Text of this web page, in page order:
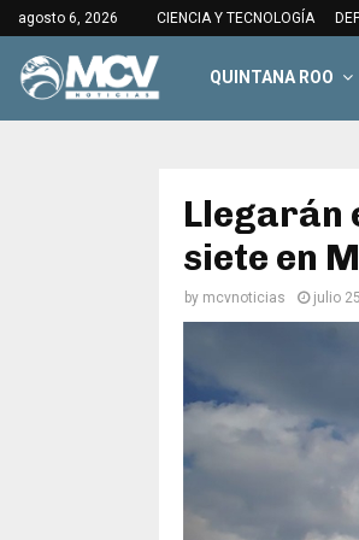
agosto 6, 2026 CIENCIA Y TECNOLOGÍA
QUINTANA ROO
Llegarán
siete en
by mcvnoticias julio